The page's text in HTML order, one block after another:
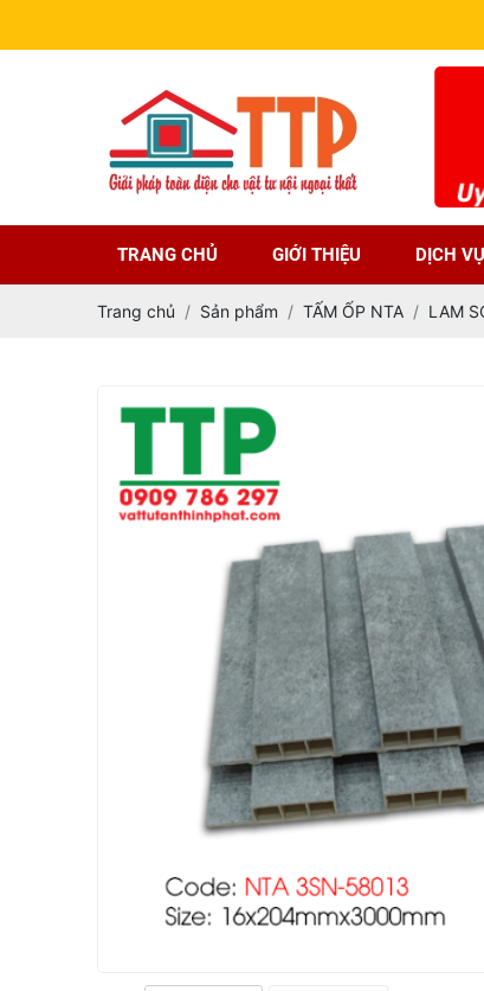
TRANG CHỦ GIỚI THIỆU DỊCH VỤ
Trang chủ Sản phẩm TẤM ỐP NTA LAM